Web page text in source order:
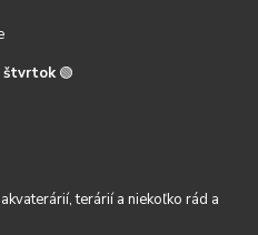
štvrtok 🟢
terárií a niekoľko rád a